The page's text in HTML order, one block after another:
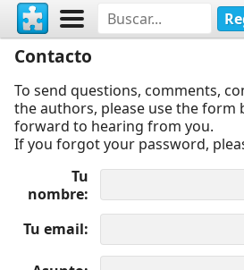
Contacto
To send questions, comments,
the authors, please use the form
forward to hearing from you.
If you forgot your password,
Tu
nombre
Tu email